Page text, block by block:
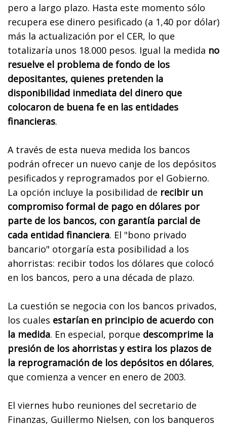
pero a largo plazo. Hasta este momento sólo
recupera ese dinero pesificado (a 1,40 por dólar)
más la actualización por el CER, lo que
totalizaría unos 18.000 pesos. Igual la medida no
resuelve el problema de fondo de los
depositantes, quienes pretenden la
disponibilidad inmediata del dinero que
colocaron de buena fe en las entidades
financieras.
A través de esta nueva medida los bancos
podrán ofrecer un nuevo canje de los depósitos
pesificados y reprogramados por el Gobierno.
La opción incluye la posibilidad de recibir un
compromiso formal de pago en dólares por
parte de los bancos, con garantía parcial de
cada entidad financiera. El "bono privado
bancario" otorgaría esta posibilidad a los
ahorristas: recibir todos los dólares que colocó
en los bancos, pero a una década de plazo.
La cuestión se negocia con los bancos privados,
los cuales estarían en principio de acuerdo con
la medida. En especial, porque descomprime la
presión de los ahorristas y estira los plazos de
la reprogramación de los depósitos en dólares,
que comienza a vencer en enero de 2003.
El viernes hubo reuniones del secretario de
Finanzas, Guillermo Nielsen, con los banqueros